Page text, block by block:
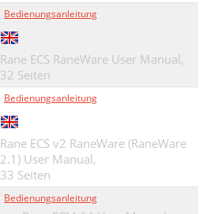
Bedienungsanleitung
Rane ECS RaneWare User Manual,
32 Seiten
Bedienungsanleitung
Rane ECS v2 RaneWare (RaneWare
2.1) User Manual,
33 Seiten
Bedienungsanleitung